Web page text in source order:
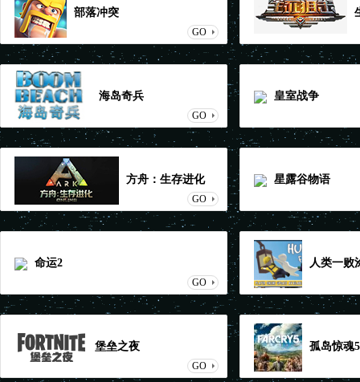
部落冲突
GO
海岛奇兵
GO
皇室战争
方舟：生存进化
GO
星露谷物语
命运2
GO
人类一败
堡垒之夜
GO
孤岛惊魂5